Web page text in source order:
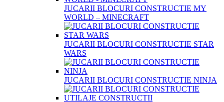
JUCARII BLOCURI CONSTRUCTIE MY
WORLD – MINECRAFT
JUCARII BLOCURI CONSTRUCTIE STAR
WARS
JUCARII BLOCURI CONSTRUCTIE NINJA